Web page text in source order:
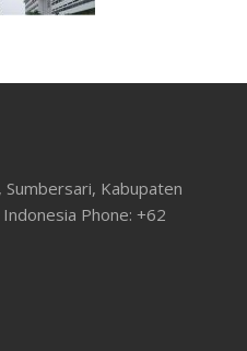
Sumbersari, Kabupaten
Phone: +62